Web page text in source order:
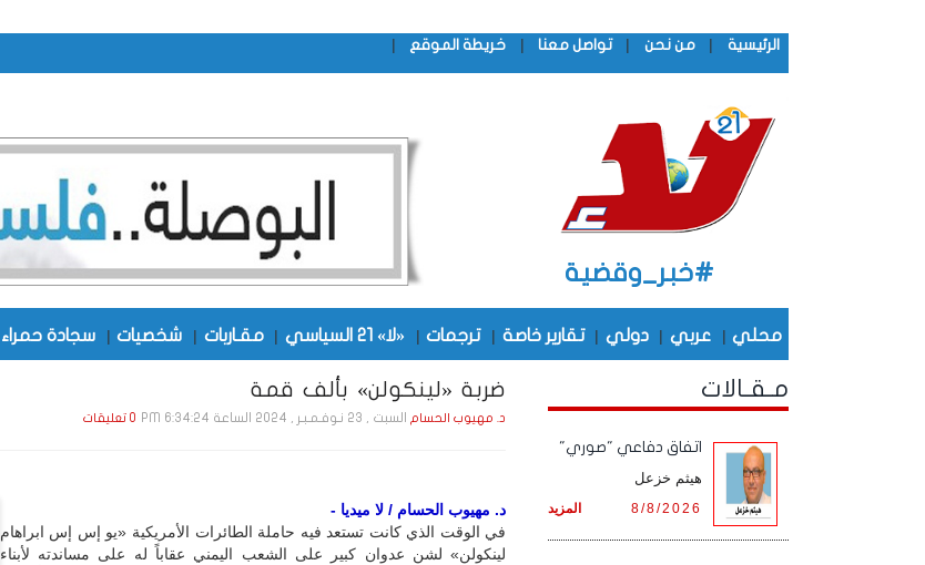
الرئيسية | من نحن | تواصل معنا | خريطة الموقع |
#خبر_وقضية
محلي | عربي | دولي | تقارير خاصة | ترجمات | «لا» 21 السياسي | مقـاربات | شخصيات | سجادة حمراء
ضربة «لينكولن» بألف قمة
د. مهيوب الحسام السبت , 23 نـوفـمـبـر , 2024 الساعة 6:34:24 PM 0 تعليقات
د. مهيوب الحسام / لا ميديا -
في الوقت الذي كانت تستعد فيه حاملة الطائرات الأمريكية «يو إس إس ابراهام
لينكولن» لشن عدوان كبير على الشعب اليمني عقاباً له على مساندته لأبناء
مـقـالات
اتفاق دفاعي "صوري"
هيثم خزعل
المزيد 8/8/2026